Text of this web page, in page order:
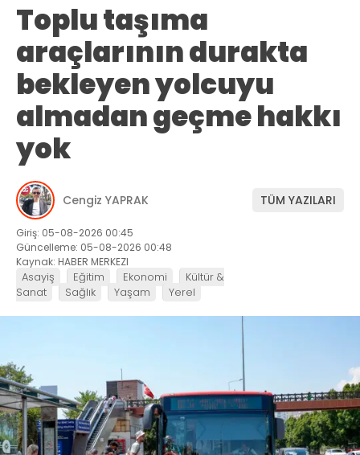
Toplu taşıma
araçlarının durakta
bekleyen yolcuyu
almadan geçme hakkı
yok
Cengiz YAPRAK TÜM YAZILARI
Giriş: 05-08-2026 00:45
Güncelleme: 05-08-2026 00:48
Kaynak: HABER MERKEZI
Asayiş Eğitim Ekonomi
Kültür &
Sanat
Sağlık Yaşam Yerel